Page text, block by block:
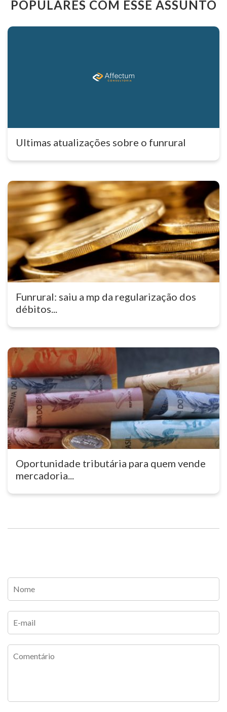
POPULARES COM ESSE ASSUNTO
Ultimas atualizações sobre o funrural
Funrural: saiu a mp da regularização dos
débitos...
Oportunidade tributária para quem vende
mercadoria...